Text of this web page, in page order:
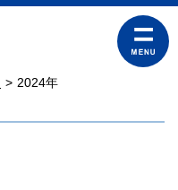
2024年